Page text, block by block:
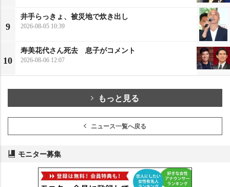
9
井手らっきょ、被災地で炊き出し
2026-08-05 10:39
10
寿美花代さん死去 息子がコメント
2026-08-06 12:07
もっと見る
ニュース一覧へ戻る
モニター募集